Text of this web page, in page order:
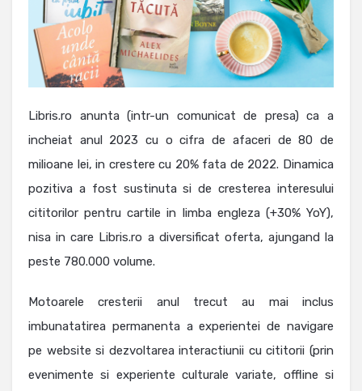
Libris.ro anunta (intr-un comunicat de presa) ca a
incheiat anul 2023 cu o cifra de afaceri de 80 de
milioane lei, in crestere cu 20% fata de 2022. Dinamica
pozitiva a fost sustinuta si de cresterea interesului
cititorilor pentru cartile in limba engleza (+30% YoY),
nisa in care Libris.ro a diversificat oferta, ajungand la
peste 780.000 volume.
Motoarele cresterii anul trecut au mai inclus
imbunatatirea permanenta a experientei de navigare
pe website si dezvoltarea interactiunii cu cititorii (prin
evenimente si experiente culturale variate, offline si